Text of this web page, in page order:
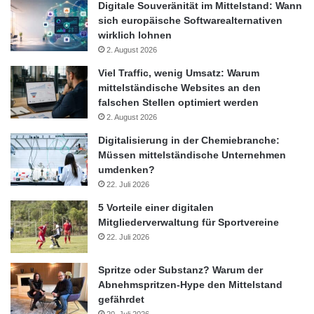
präsentieren uns als Nachrichtenagentur, die sich aus sich
heraus stetig entwickelt“, sagt dpa-Chefredakteur Sven
Gösmann. Der bisherige stellvertretende Chefredakteur Michael
Ludewig (58) wechselt am Jahresende zum Schweizer „Blick“.
Die Neuausrichtung der dpa-Chefredaktion orientiere sich an
den Prinzipien, die entscheidend für den künftigen Erfolg der
Netz-Gedanke“. Die Nachrichtenagentur der Zukunft sei nicht
an geografischen, sondern thematischen Schwerpunkten
ausgerichtet. Die Konsistenz der Weiterentwicklung von
Vordergrund. Deshalb werde die klassische Trennung in eine
Inlands- und Auslandsorganisation aufgehoben.
Ferner gelte es, neue Angebote für journalistische
Stammkunden wie für neue Klienten zu entwickeln. Angesichts
der Marktherausforderungen und des zunehmenden
Digitale Souveränität im Mittelstand: Wann
sich europäische Softwarealternativen
wirklich lohnen
2. August 2026
Viel Traffic, wenig Umsatz: Warum
mittelständische Websites an den
falschen Stellen optimiert werden
2. August 2026
Digitalisierung in der Chemiebranche:
Müssen mittelständische Unternehmen
umdenken?
22. Juli 2026
5 Vorteile einer digitalen
Mitgliederverwaltung für Sportvereine
22. Juli 2026
Spritze oder Substanz? Warum der
Abnehmspritzen-Hype den Mittelstand
gefährdet